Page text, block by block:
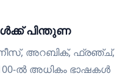
പിന്തുണ
അറബിക്, ഫ്രഞ്ച്,
ൽ അധികം ഭാഷകൾ